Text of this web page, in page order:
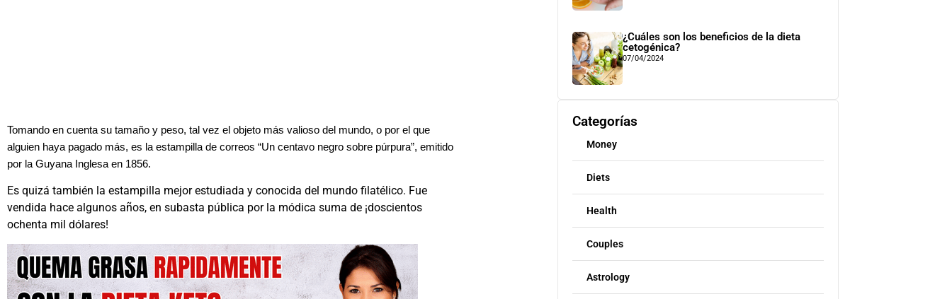
Tomando en cuenta su tamaño y peso, tal vez el objeto más valioso del mundo, o por el que
alguien haya pagado más, es la estampilla de correos “Un centavo negro sobre púrpura”, emitido
por la Guyana Inglesa en 1856.
Es quizá también la estampilla mejor estudiada y conocida del mundo filatélico. Fue
vendida hace algunos años, en subasta pública por la módica suma de ¡doscientos
ochenta mil dólares!
¿Cuáles son los beneficios de la dieta
cetogénica?
07/04/2024
Categorías
Money
Diets
Health
Couples
Astrology